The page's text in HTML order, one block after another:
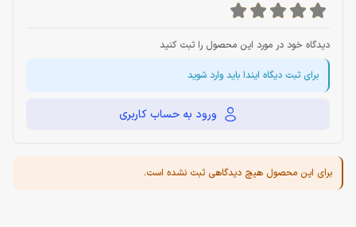
دیدگاه خود در مورد این محصول را ثبت کنید
برای ثبت دیگاه ایندا باید وارد شوید
ورود به حساب کاربری
برای این محصول هیچ دیدگاهی ثبت نشده است.